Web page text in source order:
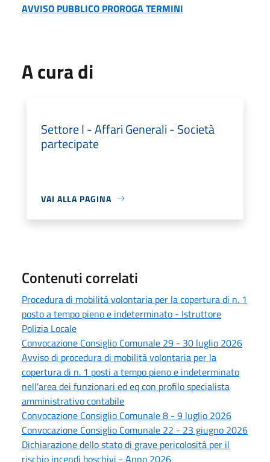
AVVISO PUBBLICO PROROGA TERMINI
A cura di
Settore I - Affari Generali - Società
partecipate
VAI ALLA PAGINA
Contenuti correlati
Procedura di mobilità volontaria per la copertura di n. 1
posto a tempo pieno e indeterminato - Istruttore
Polizia Locale
Convocazione Consiglio Comunale 29 - 30 luglio 2026
Avviso di procedura di mobilità volontaria per la
copertura di n. 1 posti a tempo pieno e indeterminato
nell'area dei funzionari ed eq con profilo specialista
amministrativo contabile
Convocazione Consiglio Comunale 8 - 9 luglio 2026
Convocazione Consiglio Comunale 22 - 23 giugno 2026
Dichiarazione dello stato di grave pericolosità per il
rischio incendi boschivi - Anno 2026